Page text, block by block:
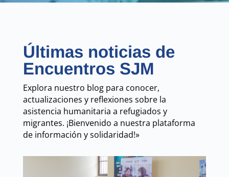
Últimas noticias de
Encuentros SJM
Explora nuestro blog para conocer,
actualizaciones y reflexiones sobre la
asistencia humanitaria a refugiados y
migrantes. ¡Bienvenido a nuestra plataforma
de información y solidaridad!»